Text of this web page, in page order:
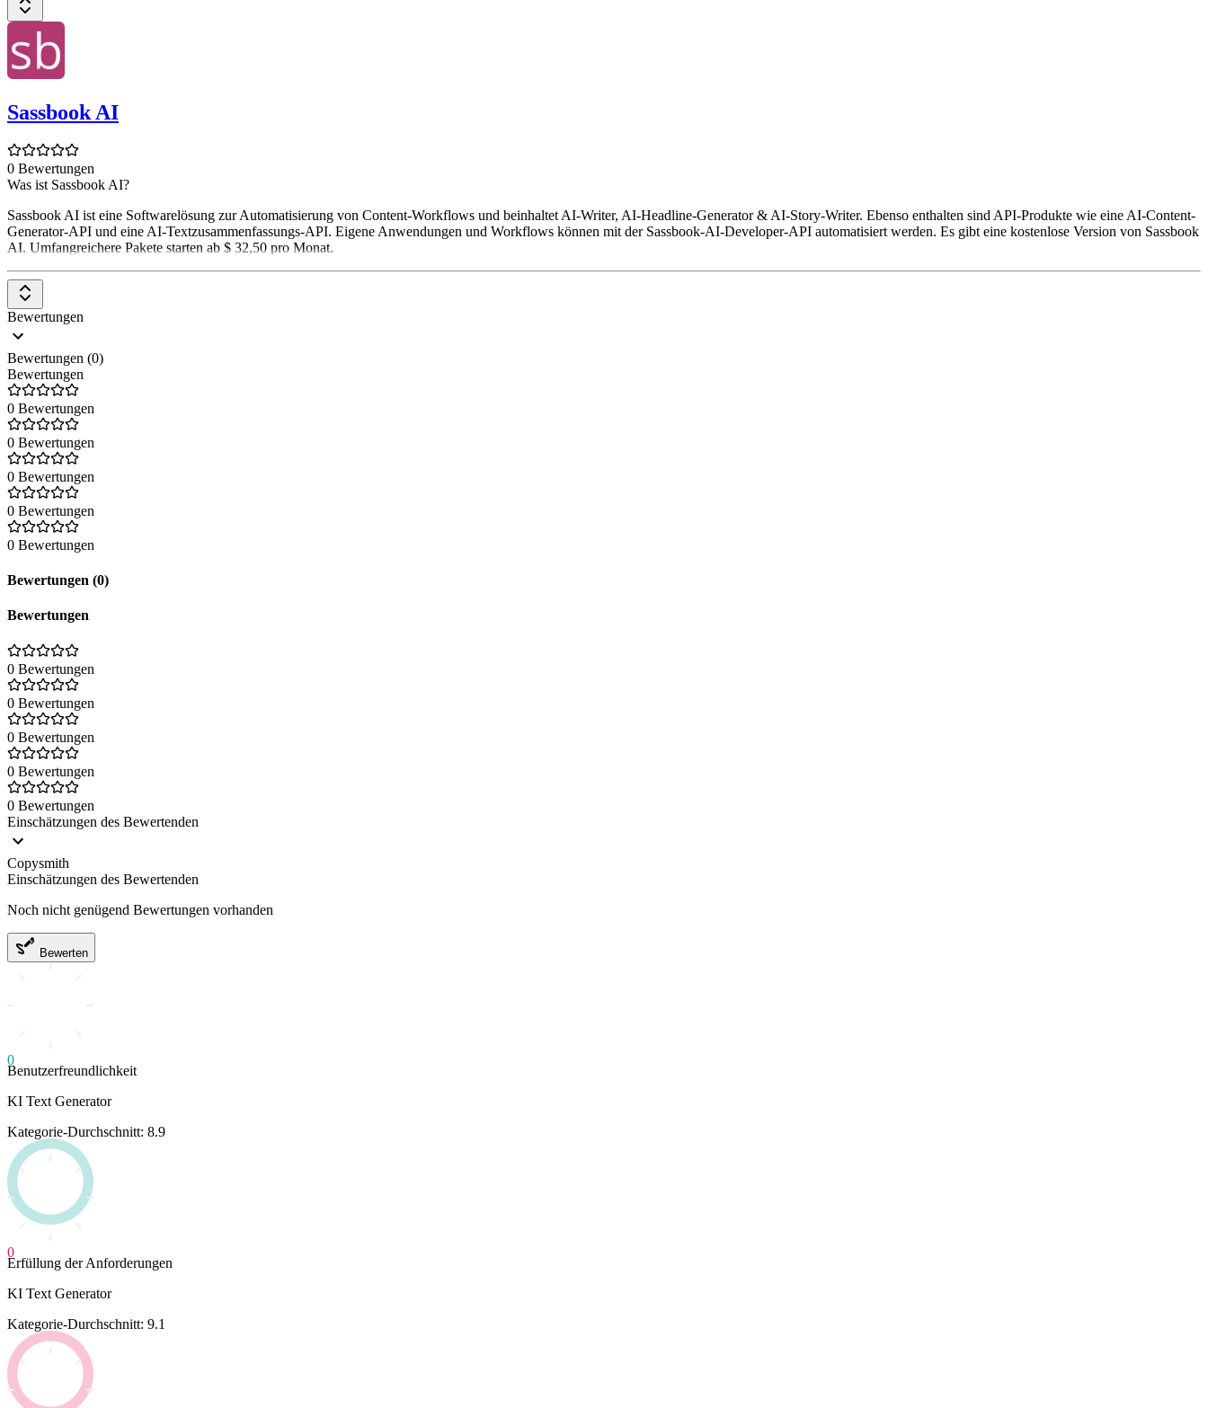
Sassbook AI
0 Bewertungen
Was ist Sassbook AI?
Sassbook AI ist eine Softwarelösung zur Automatisierung von Content-Workflows und beinhaltet AI-Writer, AI-Headline-Generator & AI-Story-Writer. Ebenso enthalten sind API-Produkte wie eine AI-Content-
Generator-API und eine AI-Textzusammenfassungs-API. Eigene Anwendungen und Workflows können mit der Sassbook-AI-Developer-API automatisiert werden. Es gibt eine kostenlose Version von Sassbook
AI. Umfangreichere Pakete starten ab $ 32,50 pro Monat.
Bewertungen
Bewertungen (0)
Bewertungen
0 Bewertungen
0 Bewertungen
0 Bewertungen
0 Bewertungen
0 Bewertungen
Bewertungen (0)
Bewertungen
0 Bewertungen
0 Bewertungen
0 Bewertungen
0 Bewertungen
0 Bewertungen
Einschätzungen des Bewertenden
Copysmith
Einschätzungen des Bewertenden
Noch nicht genügend Bewertungen vorhanden
Bewerten
0
Benutzerfreundlichkeit
KI Text Generator
Kategorie-Durchschnitt: 8.9
0
Erfüllung der Anforderungen
KI Text Generator
Kategorie-Durchschnitt: 9.1